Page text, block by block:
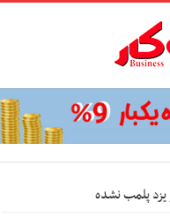
پلمب نشده